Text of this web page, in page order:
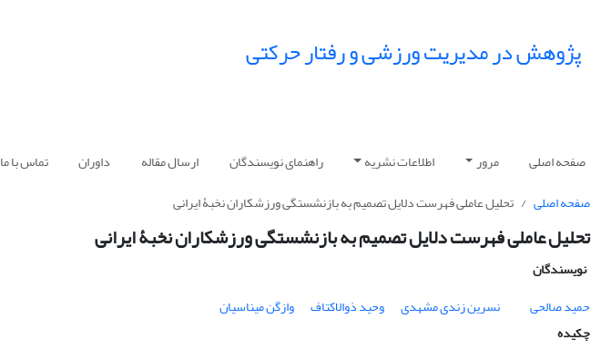
پژوهش در مدیریت ورزشی و رفتار حرکتی
صفحه اصلی مرور اطلاعات نشریه راهنمای نویسندگان ارسال مقاله داوران
تماس با ما
صفحه اصلی
تحلیل عاملی فهرست دلایل تصمیم به بازنشستگی ورزشکاران نخبۀ ایرانی
تحلیل عاملی فهرست دلایل تصمیم به بازنشستگی ورزشکاران نخبۀ ایرانی
نویسندگان
حمید صالحی
نسرین زندی مشهدی وحید ذوالاکتاف
وازگن میناسیان
چکیده